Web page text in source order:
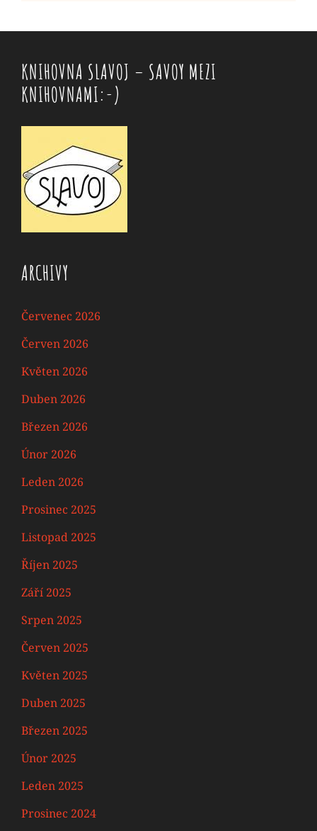
KNIHOVNA SLAVOJ – SAVOY MEZI
KNIHOVNAMI:-)
ARCHIVY
Červenec 2026
Červen 2026
Květen 2026
Duben 2026
Březen 2026
Únor 2026
Leden 2026
Prosinec 2025
Listopad 2025
Říjen 2025
Září 2025
Srpen 2025
Červen 2025
Květen 2025
Duben 2025
Březen 2025
Únor 2025
Leden 2025
Prosinec 2024